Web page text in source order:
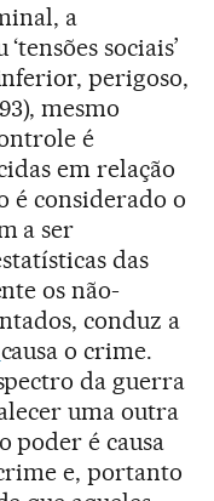
a
sociais’
perigoso,
mesmo
é
em relação
é considerado o
a ser
das
os não-
conduz a
causa o crime.
da guerra
uma outra
poder é causa
e, portanto